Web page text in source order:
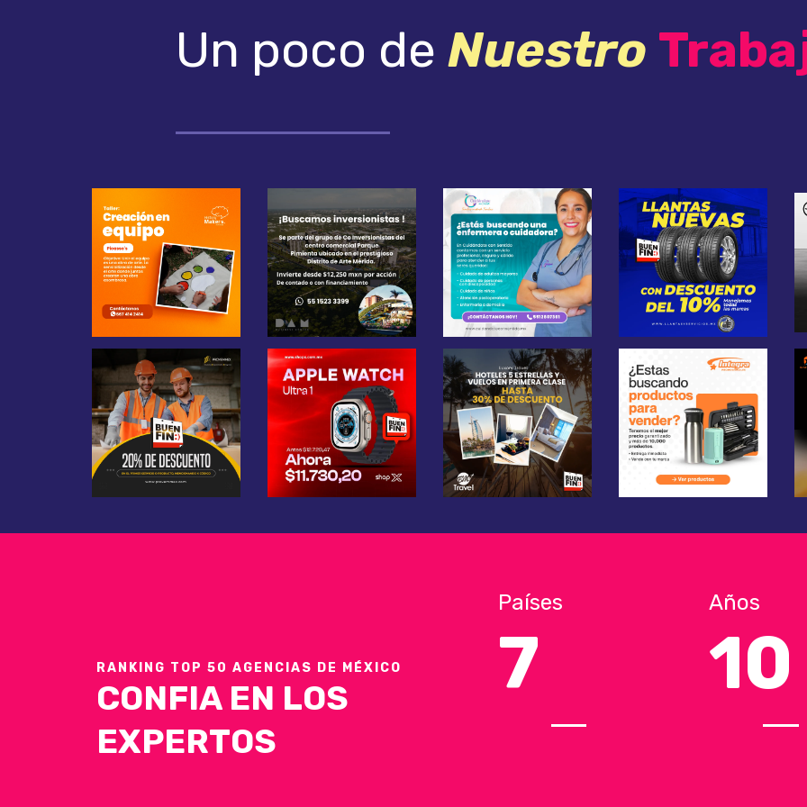
Un poco de Nuestro
RANKING TOP 50 AGENCIAS DE MÉXICO
CONFIA EN LOS
EXPERTOS
Países
7
Años
10